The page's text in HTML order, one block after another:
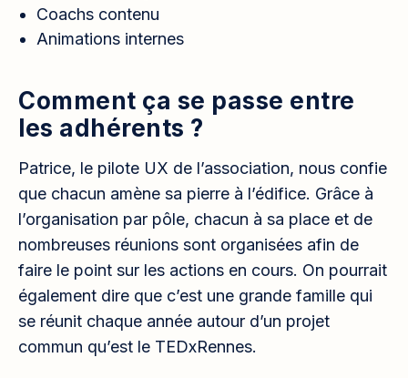
Coachs contenu
Animations internes
Comment ça se passe entre
les adhérents ?
Patrice, le pilote UX de l’association, nous confie
que chacun amène sa pierre à l’édifice. Grâce à
l’organisation par pôle, chacun à sa place et de
nombreuses réunions sont organisées afin de
faire le point sur les actions en cours. On pourrait
également dire que c’est une grande famille qui
se réunit chaque année autour d’un projet
commun qu’est le TEDxRennes.